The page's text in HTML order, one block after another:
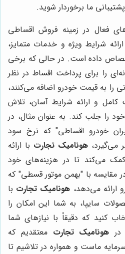
ما برخوردار شوید.
فعال در زمینه فروش اقساطی
ارائه شرایط ویژه و خدمات متمایز،
داده است. در حالی که برخی
را برای پرداخت اقساط در نظر
را به قیمت خودرو اضافه می‌کنند،
کامل و ارائه شرایط آسان، تلاش
را جلب کند. به عنوان مثال، در
خودرو اقساطی" که نرخ سود
می‌گیرد،هونامیک تجارت با ارائه
می‌کند تا در هزینه‌های خود
مقایسه با "بهمن موتور قسطی" که
ارائه می‌دهد، هونامیک تجارت با
سایپا، به شما این امکان را
کنید که دقیقاً با نیازهای شما
هونامیک تجارت معتقدیم که
ماست و همواره در تلاشیم تا